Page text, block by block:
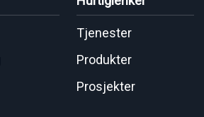
Tjenester
Produkter
Prosjekter